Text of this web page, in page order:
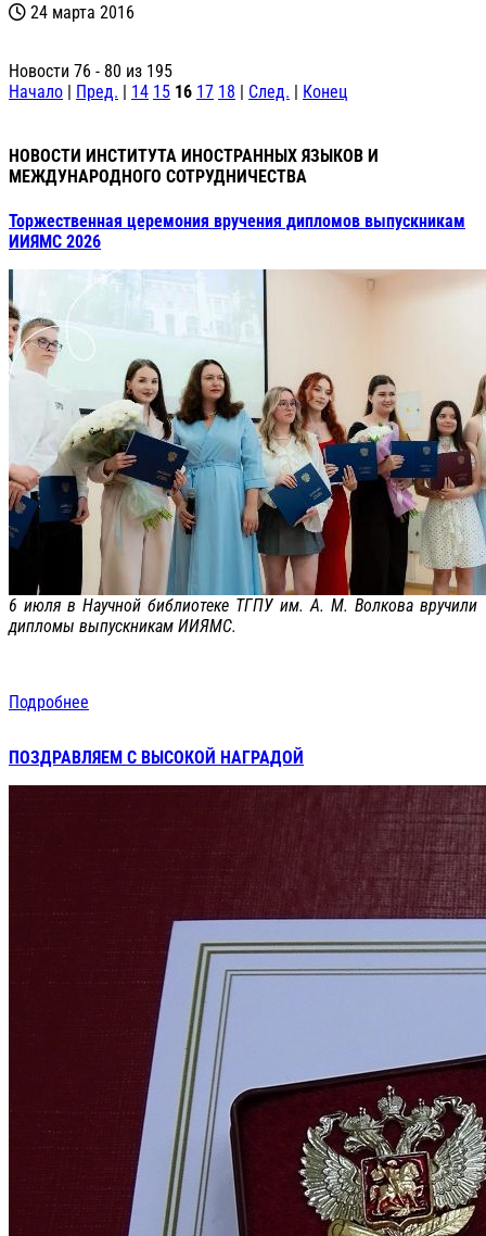
24 марта 2016
Новости 76 - 80 из 195
Начало | Пред. | 14 15 16 17 18 | След. | Конец
НОВОСТИ ИНСТИТУТА ИНОСТРАННЫХ ЯЗЫКОВ И
МЕЖДУНАРОДНОГО СОТРУДНИЧЕСТВА
Торжественная церемония вручения дипломов выпускникам
ИИЯМС 2026
6 июля в Научной библиотеке ТГПУ им. А. М. Волкова вручили
дипломы выпускникам ИИЯМС.
Подробнее
ПОЗДРАВЛЯЕМ С ВЫСОКОЙ НАГРАДОЙ